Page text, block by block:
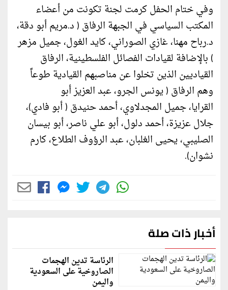
وفي ختام الحفل كرمت لجنة تكونت من أعضاء
المكتب السياسي في الجبهة الرفاق ( د.مريم أبو دقة،
د.رباح مهنا، غازي الصوراني، كايد الغول، جميل مزهر
) بالإضافة لقيادات الفصائل الفلسطينية، الرفاق
القياديين الذين تخلوا عن مناصبهم القيادية طوعاً
وهم الرفاق ( يونس الجرو، عبد العزيز أبو
القرايا، جميل المجدلاوي، أحمد حنيدق ( أبو فادي)،
جلال عزيزة، أحمد دلول، أبو علي ناصر، أبو بيسان
الصليبي، يحيى الغلبان، عبد الرؤوف الطلاع، كارم
نشوان).
أخبار ذات صلة
الرئاسة تدين الهجمات
الصاروخية على السعودية
واليمن